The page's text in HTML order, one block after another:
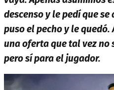
descenso y le pedí que se
puso el pecho y le quedó.
una oferta que tal vez no
pero sí para el jugador.